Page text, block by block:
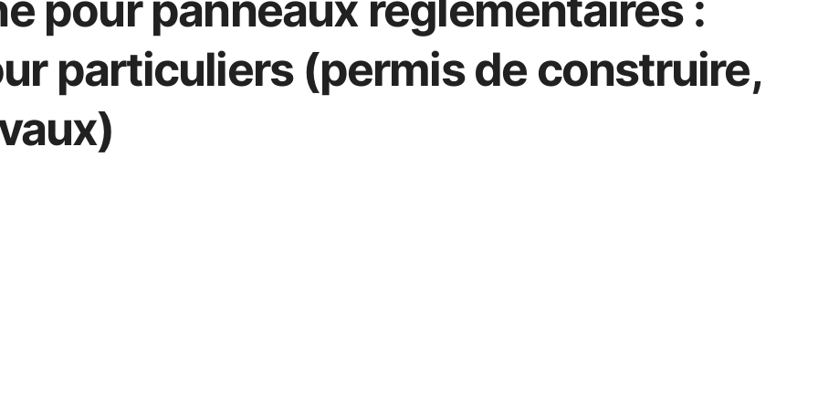
particuliers (permis de construire,